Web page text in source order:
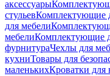
аксессуары
стульевКомплектующие
для мебели
мебелиКомплектующие
фурнитураЧехлы для
кухниТовары для
маленькихКроватки